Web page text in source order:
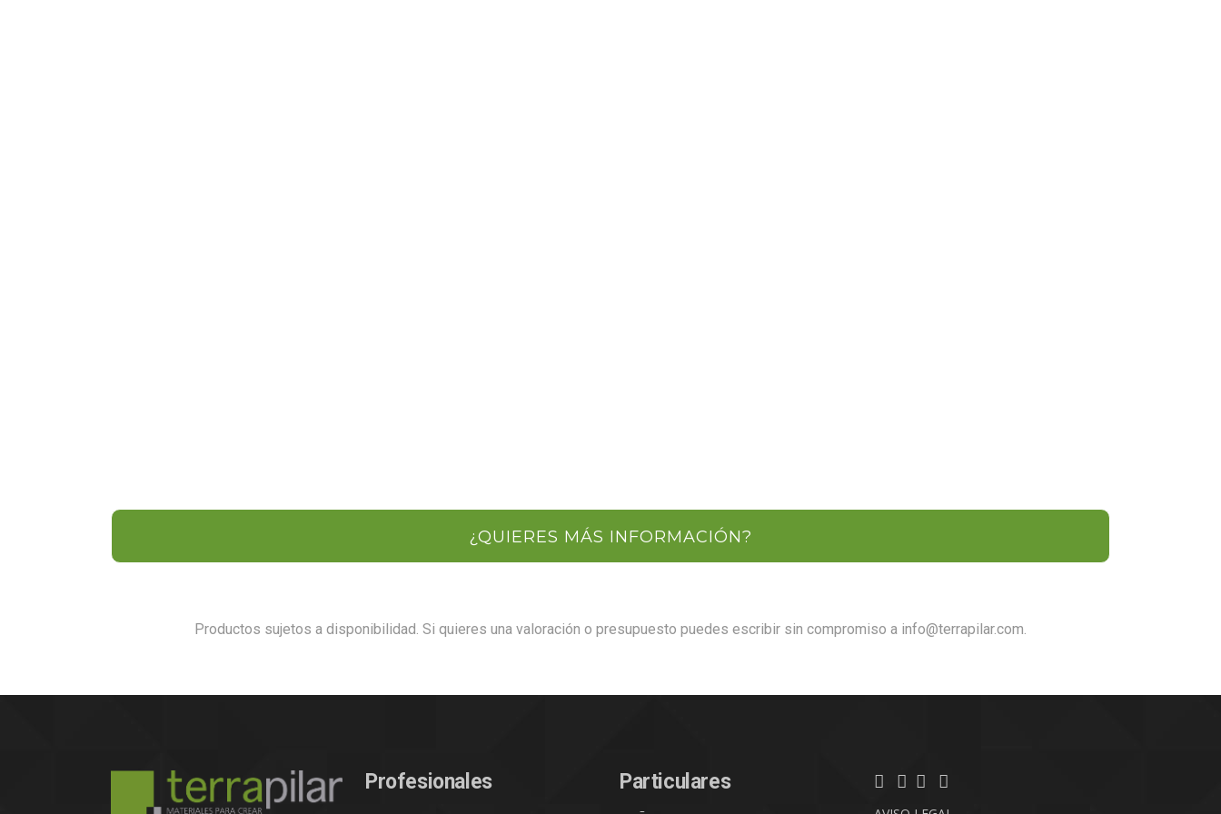
¿QUIERES MÁS INFORMACIÓN?
Productos sujetos a disponibilidad. Si quieres una valoración o presupuesto puedes escribir sin compromiso a info@terrapilar.com.
Profesionales Particulares